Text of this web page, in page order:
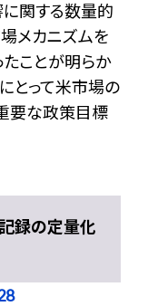
関する数量的
メカニズムを
ことが明らか
とって米市場の
要な政策目標
録の定量化